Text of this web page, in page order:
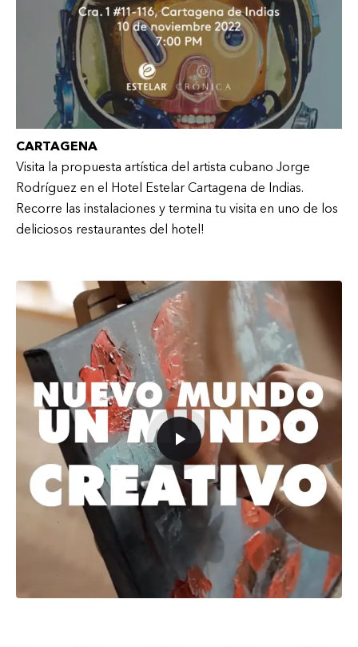
CARTAGENA
Visita la propuesta artística del artista cubano Jorge
Rodríguez en el Hotel Estelar Cartagena de Indias.
Recorre las instalaciones y termina tu visita en uno de los
deliciosos restaurantes del hotel!